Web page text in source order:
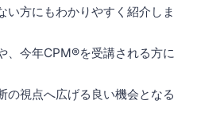
方にもわかりやすく紹介しま
、今年CPM®を受講される方に
の視点へ広げる良い機会となる